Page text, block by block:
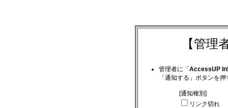
【管理
管理者に「 AccessUP
「通知する」ボタンを
[通知種別]
リンク切れ